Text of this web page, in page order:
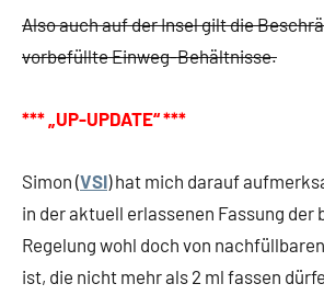
Also auch auf der Insel gilt die
vorbefüllte Einweg-Behältnisse.
*** „UP-UPDATE“ ***
Simon (VSI) hat mich darauf
in der aktuell erlassenen Fassung der
Regelung wohl doch von
ist, die nicht mehr als 2 ml fassen